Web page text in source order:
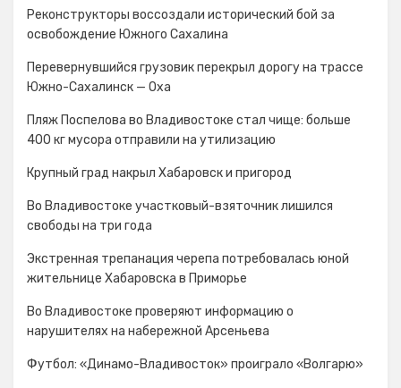
Реконструкторы воссоздали исторический бой за
освобождение Южного Сахалина
Перевернувшийся грузовик перекрыл дорогу на трассе
Южно-Сахалинск — Оха
Пляж Поспелова во Владивостоке стал чище: больше
400 кг мусора отправили на утилизацию
Крупный град накрыл Хабаровск и пригород
Во Владивостоке участковый-взяточник лишился
свободы на три года
Экстренная трепанация черепа потребовалась юной
жительнице Хабаровска в Приморье
Во Владивостоке проверяют информацию о
нарушителях на набережной Арсеньева
Футбол: «Динамо-Владивосток» проиграло «Волгарю»